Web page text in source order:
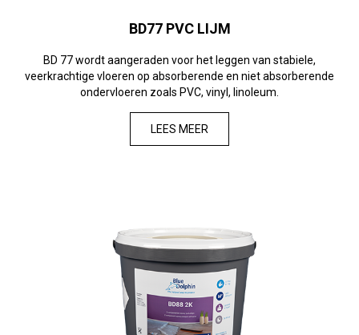
BD77 PVC LIJM
BD 77 wordt aangeraden voor het leggen van stabiele,
veerkrachtige vloeren op absorberende en niet absorberende
ondervloeren zoals PVC, vinyl, linoleum.
LEES MEER